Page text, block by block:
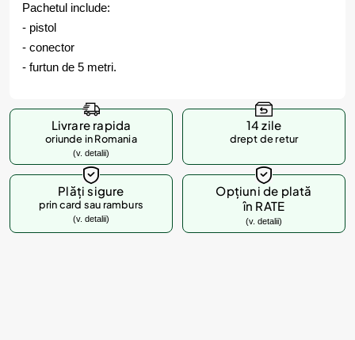
Pachetul include:
- pistol
- conector
- furtun de 5 metri.
Livrare rapida
oriunde in Romania
(v. detalii)
14 zile
drept de retur
Plăți sigure
prin card sau ramburs
(v. detalii)
Opțiuni de plată
în RATE
(v. detalii)